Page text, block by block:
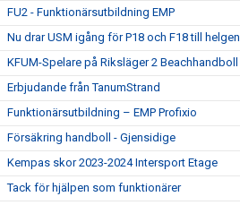
FU2 - Funktionärsutbildning EMP
Nu drar USM igång för P18 och F18 till helgen
KFUM-Spelare på Riksläger 2 Beachhandboll
Erbjudande från TanumStrand
Funktionärsutbildning – EMP Profixio
Försäkring handboll - Gjensidige
Kempas skor 2023-2024 Intersport Etage
Tack för hjälpen som funktionärer